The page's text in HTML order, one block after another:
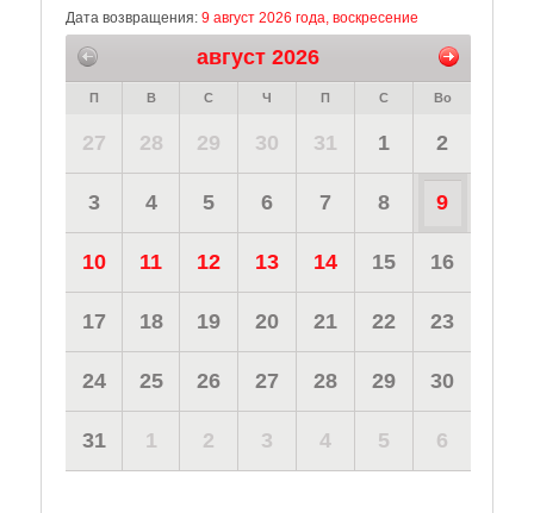
Дата возвращения: 9 август 2026 года, воскресение
август 2026
П В С Ч П С Во
27 28 29 30 31 1 2
3 4 5 6 7 8 9
10 11 12 13 14 15 16
17 18 19 20 21 22 23
24 25 26 27 28 29 30
31 1 2 3 4 5 6